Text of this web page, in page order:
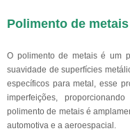
Polimento de metais
O polimento de metais é um
suavidade de superfícies
específicos para metal, esse
imperfeições,
polimento de metais é
automotiva e a aeroespacial.